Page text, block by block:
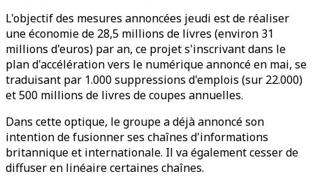
L'objectif des mesures annoncées jeudi est de réaliser
une économie de 28,5 millions de livres (environ 31
millions d'euros) par an, ce projet s'inscrivant dans le
plan d'accélération vers le numérique annoncé en mai, se
traduisant par 1.000 suppressions d'emplois (sur 22.000)
et 500 millions de livres de coupes annuelles.
Dans cette optique, le groupe a déjà annoncé son
intention de fusionner ses chaînes d'informations
britannique et internationale. Il va également cesser de
diffuser en linéaire certaines chaînes.